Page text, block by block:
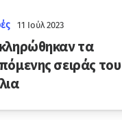
11 Ιούλ 2023
τα
σειράς του